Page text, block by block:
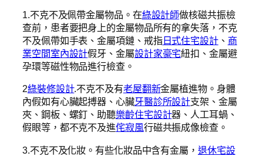
1.不克不及佩帶金屬物品。在綠設計師做核磁共振檢
查前，患者要把身上的金屬物品所有的拿失落，不克
不及佩帶如手表、金屬項鏈、戒指日式住宅設計、 商
業空間室內設計假牙、金屬設計家豪宅紐扣、金屬避
孕環等磁性物品進行檢查。
2綠裝修設計.不克不及有老屋翻新金屬植進物。身體
內假如有心臟起搏器、心臟牙醫診所設計支架、金屬
夾、鋼板、螺釘、助聽樂齡住宅設計器、人工耳蝸、
假眼等，都不克不及進侘寂風行磁共振成像檢查。
3.不克不及化妝。有些化妝品中含有金屬， 退休宅設